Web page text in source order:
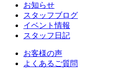
お知らせ
スタッフブログ
イベント情報
スタッフ日記
お客様の声
よくあるご質問